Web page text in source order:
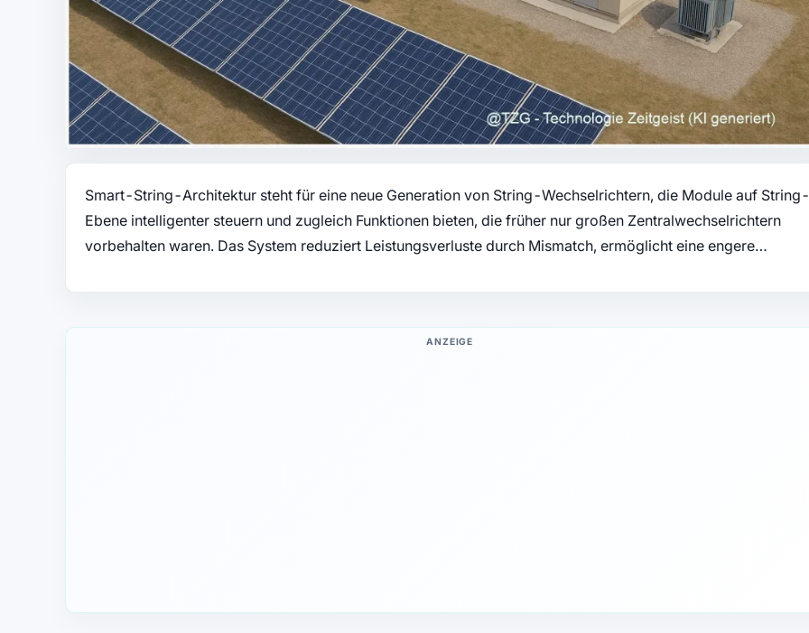
Smart-String-Architektur steht für eine neue Generation von String-Wechselrichtern, die Module auf String-
Ebene intelligenter steuern und zugleich Funktionen bieten, die früher nur großen Zentralwechselrichtern
vorbehalten waren. Das System reduziert Leistungsverluste durch Mismatch, ermöglicht eine engere…
ANZEIGE